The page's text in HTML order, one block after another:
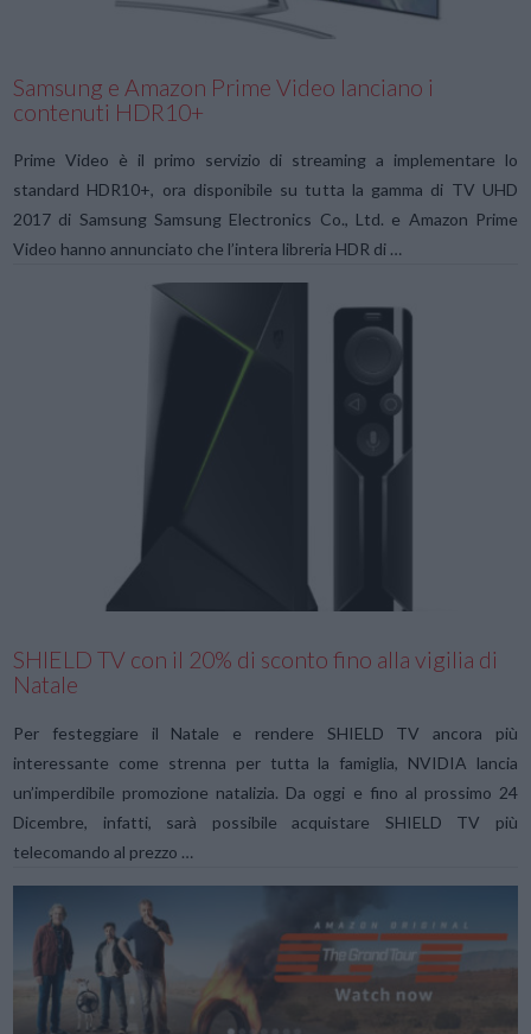
Samsung e Amazon Prime Video lanciano i
contenuti HDR10+
Prime Video è il primo servizio di streaming a implementare lo
standard HDR10+, ora disponibile su tutta la gamma di TV UHD
2017 di Samsung Samsung Electronics Co., Ltd. e Amazon Prime
Video hanno annunciato che l’intera libreria HDR di …
SHIELD TV con il 20% di sconto fino alla vigilia di
Natale
Per festeggiare il Natale e rendere SHIELD TV ancora più
interessante come strenna per tutta la famiglia, NVIDIA lancia
un’imperdibile promozione natalizia. Da oggi e fino al prossimo 24
Dicembre, infatti, sarà possibile acquistare SHIELD TV più
telecomando al prezzo …